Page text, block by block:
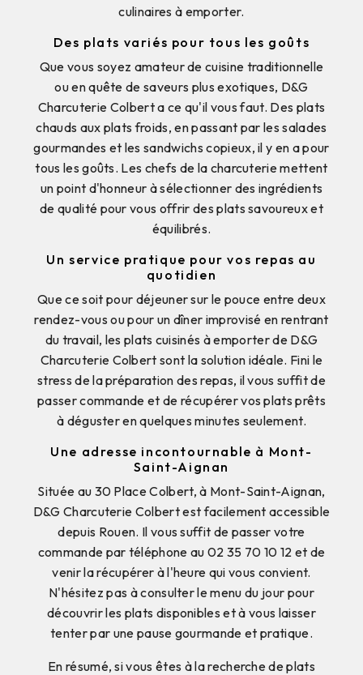
culinaires à emporter.
Des plats variés pour tous les goûts
Que vous soyez amateur de cuisine traditionnelle
ou en quête de saveurs plus exotiques, D&G
Charcuterie Colbert a ce qu'il vous faut. Des plats
chauds aux plats froids, en passant par les salades
gourmandes et les sandwichs copieux, il y en a pour
tous les goûts. Les chefs de la charcuterie mettent
un point d'honneur à sélectionner des ingrédients
de qualité pour vous offrir des plats savoureux et
équilibrés.
Un service pratique pour vos repas au
quotidien
Que ce soit pour déjeuner sur le pouce entre deux
rendez-vous ou pour un dîner improvisé en rentrant
du travail, les plats cuisinés à emporter de D&G
Charcuterie Colbert sont la solution idéale. Fini le
stress de la préparation des repas, il vous suffit de
passer commande et de récupérer vos plats prêts
à déguster en quelques minutes seulement.
Une adresse incontournable à Mont-
Saint-Aignan
Située au 30 Place Colbert, à Mont-Saint-Aignan,
D&G Charcuterie Colbert est facilement accessible
depuis Rouen. Il vous suffit de passer votre
commande par téléphone au 02 35 70 10 12 et de
venir la récupérer à l'heure qui vous convient.
N'hésitez pas à consulter le menu du jour pour
découvrir les plats disponibles et à vous laisser
tenter par une pause gourmande et pratique.
En résumé, si vous êtes à la recherche de plats